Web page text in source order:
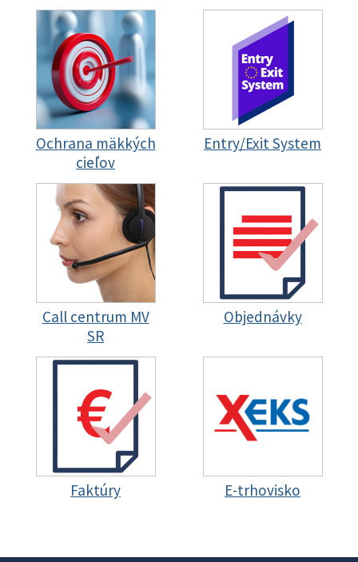
Ochrana mäkkých
cieľov
Entry/Exit System
Call centrum MV
SR
Objednávky
Faktúry E-trhovisko